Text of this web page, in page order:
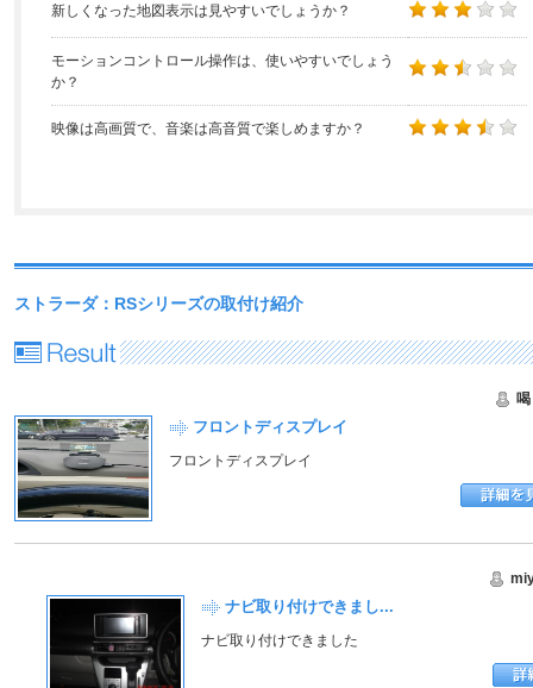
新しくなった地図表示は見やすいでしょうか？
モーションコントロール操作は、使いやすいでしょう
か？
映像は高画質で、音楽は高音質で楽しめますか？
ストラーダ：RSシリーズの取付け紹介
フロントディスプレイ
フロントディスプレイ
ナビ取り付けできまし...
ナビ取り付けできました